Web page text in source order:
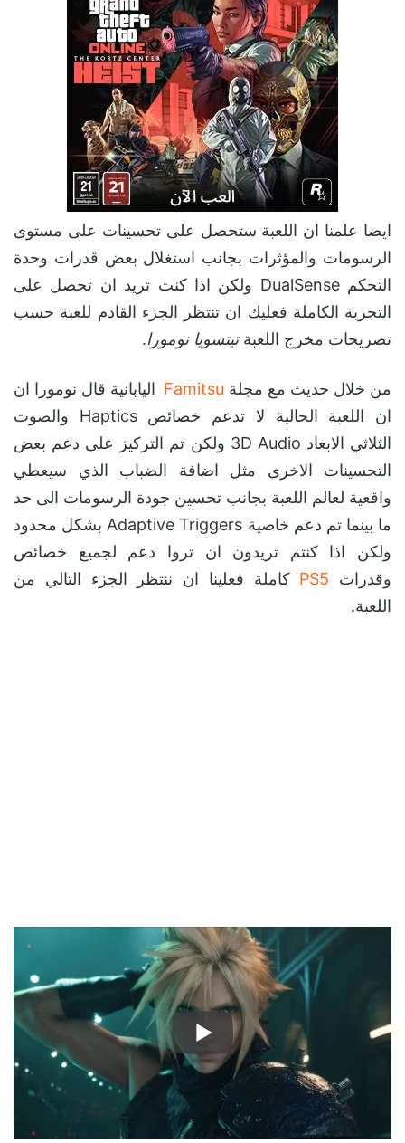
ايضا علمنا ان اللعبة ستحصل على تحسينات على مستوى
الرسومات والمؤثرات بجانب استغلال بعض قدرات وحدة
التحكم DualSense ولكن اذا كنت تريد ان تحصل على
التجربة الكاملة فعليك ان تنتظر الجزء القادم للعبة حسب
تصريحات مخرج اللعبةتيتسويا نومورا.
من خلال حديث مع مجلة Famitsu اليابانية قال نومورا ان
ان اللعبة الحالية لا تدعم خصائص Haptics والصوت
الثلاثي الابعاد 3D Audio ولكن تم التركيز على دعم بعض
التحسينات الاخرى مثل اضافة الضباب الذي سيعطي
واقعية لعالم اللعبة بجانب تحسين جودة الرسومات الى حد
ما بينما تم دعم خاصية Adaptive Triggers بشكل محدود
ولكن اذا كنتم تريدون ان تروا دعم لجميع خصائص
وقدرات PS5 كاملة فعلينا ان ننتظر الجزء التالي من
اللعبة.